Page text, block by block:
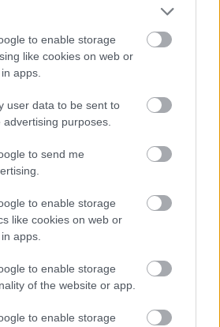
to enable storage
like cookies on web or
apps.
user data to be sent to
purposes.
to send me
to enable storage
like cookies on web or
apps.
to enable storage
of the website or app.
to enable storage
οικογένειες:Η Λευκάδα είναι
πλοίο και προσφέρει
όλα τα γούστα. Στην πόλη της
ακόμα και με καροτσάκι, ενώ
ταβερνάκια.